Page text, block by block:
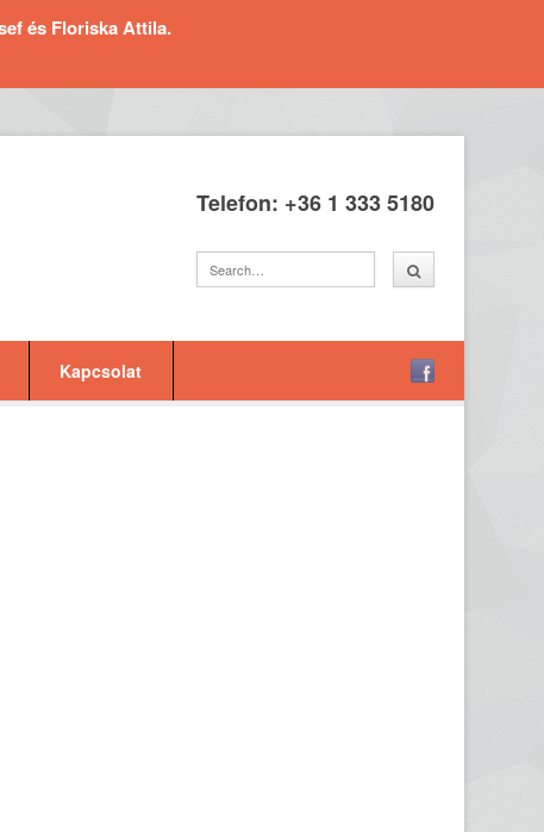
és Floriska Attila.
Telefon: +36 1 333 5180
Kapcsolat